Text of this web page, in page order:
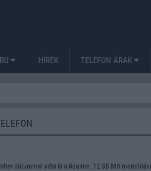
HÍREK TELEFON ÁRAK
dátummal adta ki a Realme. 12 GB MB